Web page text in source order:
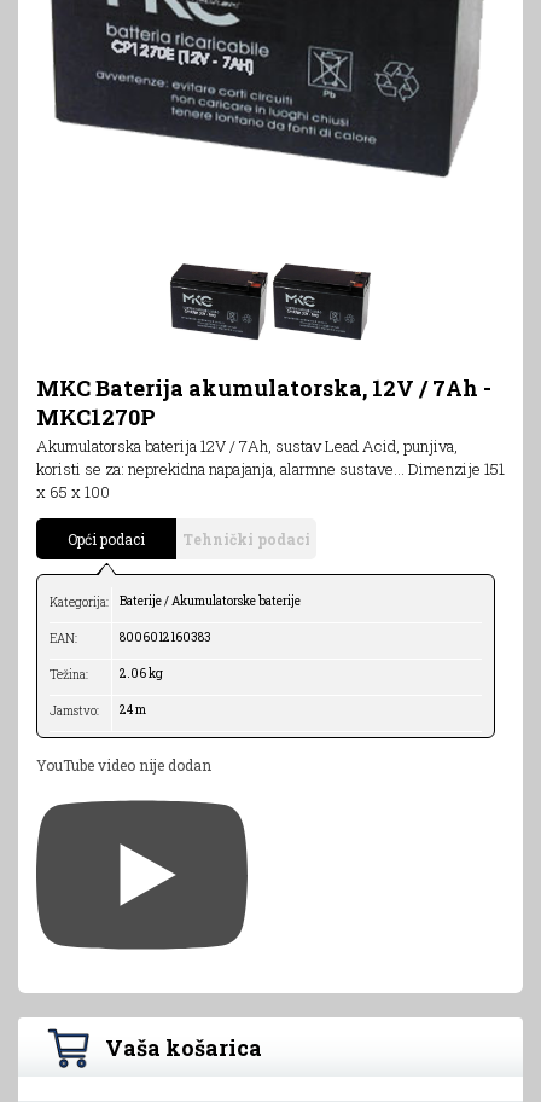
MKC Baterija akumulatorska, 12V / 7Ah -
MKC1270P
Akumulatorska baterija 12V / 7Ah, sustav Lead Acid, punjiva,
koristi se za: neprekidna napajanja, alarmne sustave... Dimenzije 151
x 65 x 100
Opći podaci Tehnički podaci
Kategorija: Baterije / Akumulatorske baterije
EAN: 8006012160383
Težina: 2.06 kg
Jamstvo: 24 m
YouTube video nije dodan
Vaša košarica